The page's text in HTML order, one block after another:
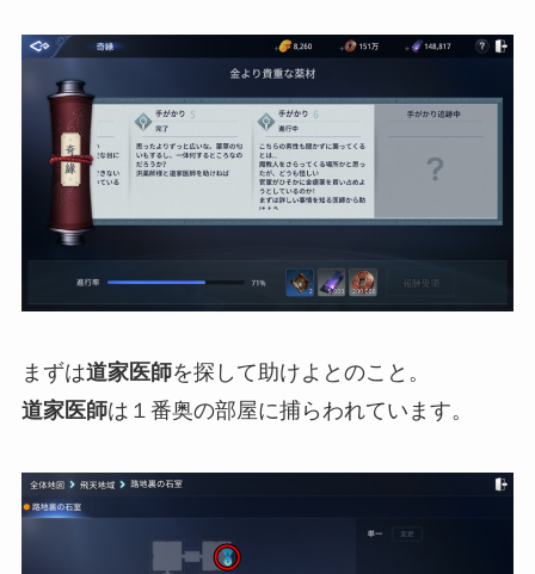
まずは道家医師を探して助けよとのこと。
道家医師は１番奥の部屋に捕らわれています。